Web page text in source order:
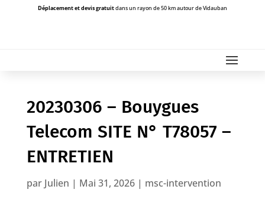
Déplacement et devis gratuitdans un rayon de 50 km autour de Vidauban
20230306 – Bouygues
Telecom SITE N° T78057 –
ENTRETIEN
par Julien | Mai 31, 2026| msc-intervention